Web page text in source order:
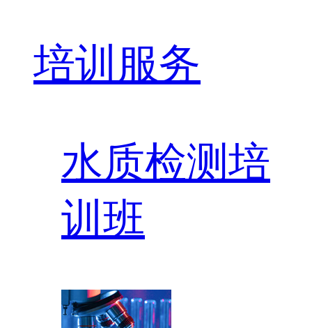
培训服务
水质检测培
训班